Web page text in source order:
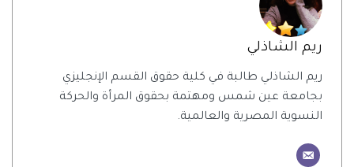
ريم الشاذلي
ريم الشاذلي طالبة في كلية حقوق القسم الإنجليزي
بجامعة عين شمس ومهتمة بحقوق المرأة والحركة
النسوية المصرية والعالمية.